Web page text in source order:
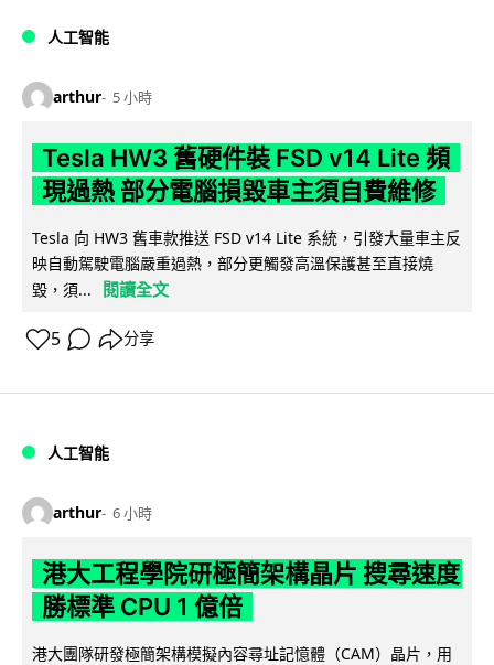
人工智能
arthur 5 小時
Tesla HW3 舊硬件裝 FSD v14 Lite 頻
現過熱 部分電腦損毀車主須自費維修
Tesla 向 HW3 舊車款推送 FSD v14 Lite 系統，引發大量車主反
映自動駕駛電腦嚴重過熱，部分更觸發高溫保護甚至直接燒
毀，須...
閱讀全文
5 分享
人工智能
arthur 6 小時
港大工程學院研極簡架構晶片 搜尋速度
勝標準 CPU 1 億倍
港大團隊研發極簡架構模擬內容尋址記憶體（CAM）晶片，用